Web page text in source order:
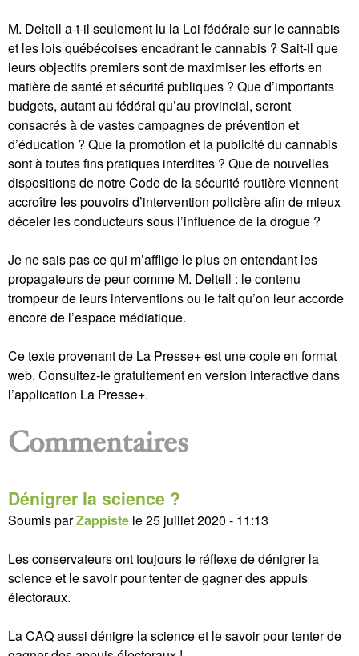
M. Deltell a-t-il seulement lu la Loi fédérale sur le cannabis
et les lois québécoises encadrant le cannabis ? Sait-il que
leurs objectifs premiers sont de maximiser les efforts en
matière de santé et sécurité publiques ? Que d’importants
budgets, autant au fédéral qu’au provincial, seront
consacrés à de vastes campagnes de prévention et
d’éducation ? Que la promotion et la publicité du cannabis
sont à toutes fins pratiques interdites ? Que de nouvelles
dispositions de notre Code de la sécurité routière viennent
accroître les pouvoirs d’intervention policière afin de mieux
déceler les conducteurs sous l’influence de la drogue ?
Je ne sais pas ce qui m’afflige le plus en entendant les
propagateurs de peur comme M. Deltell : le contenu
trompeur de leurs interventions ou le fait qu’on leur accorde
encore de l’espace médiatique.
Ce texte provenant de La Presse+ est une copie en format
web. Consultez-le gratuitement en version interactive dans
l’application La Presse+.
Commentaires
Dénigrer la science ?
Soumis parZappiste le25 juillet 2020 - 11:13
Les conservateurs ont toujours le réflexe de dénigrer la
science et le savoir pour tenter de gagner des appuis
électoraux.
La CAQ aussi dénigre la science et le savoir pour tenter de